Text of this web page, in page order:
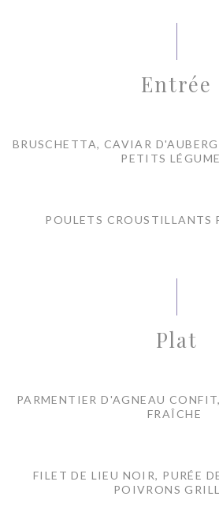
Entrée
BRUSCHETTA, CAVIAR
PETITS
POULETS CROUSTILLANTS
Plat
PARMENTIER D'AGNEAU
FRAÎCHE
FILET DE LIEU NOIR, PURÉE
POIVRONS